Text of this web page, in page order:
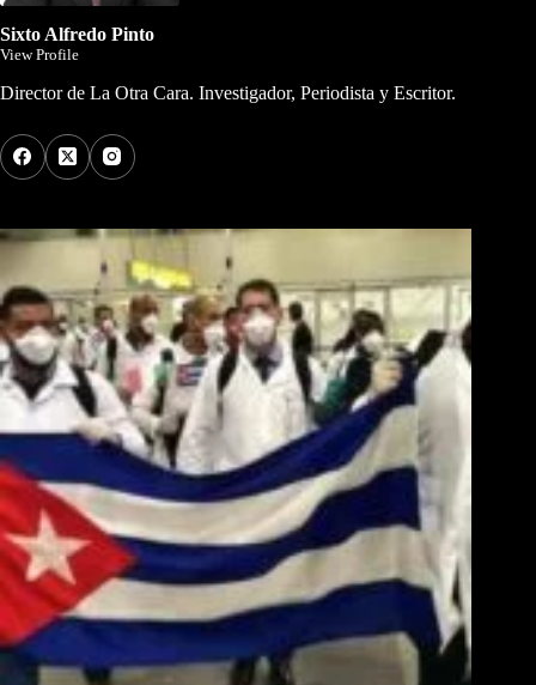
Sixto Alfredo Pinto
View Profile
Director de La Otra Cara. Investigador, Periodista y Escritor.